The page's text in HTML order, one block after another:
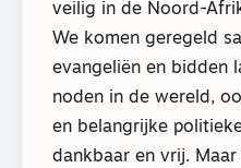
veilig in de Noord-
We komen geregeld
evangeliën en bidden
noden in de wereld,
en belangrijke
dankbaar en vrij.